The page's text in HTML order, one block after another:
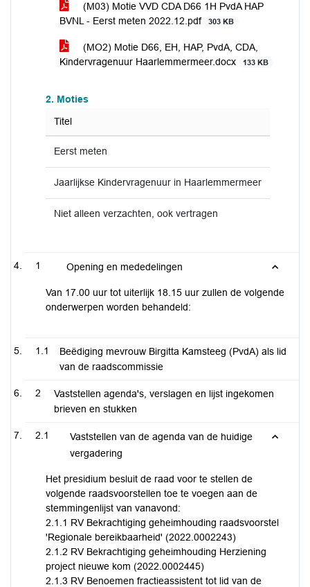
(M03) Motie VVD CDA D66 1H PvdA HAP
BVNL - Eerst meten 2022.12.pdf
303 KB
(MO2) Motie D66, EH, HAP, PvdA, CDA,
Kindervragenuur Haarlemmermeer.docx
133 KB
2. Moties
Titel
Eerst meten
Jaarlijkse Kindervragenuur in Haarlemmermeer
Niet alleen verzachten, ook vertragen
1 Opening en mededelingen
Van 17.00 uur tot uiterlijk 18.15 uur zullen de volgende
onderwerpen worden behandeld:
1.1
Beëdiging mevrouw Birgitta Kamsteeg (PvdA) als lid
van de raadscommissie
2
Vaststellen agenda's, verslagen en lijst ingekomen
brieven en stukken
2.1
Vaststellen van de agenda van de huidige
vergadering
Het presidium besluit de raad voor te stellen de
volgende raadsvoorstellen toe te voegen aan de
stemmingenlijst van vanavond:
2.1.1 RV Bekrachtiging geheimhouding raadsvoorstel
'Regionale bereikbaarheid' (2022.0002243)
2.1.2 RV Bekrachtiging geheimhouding Herziening
project nieuwe kom (2022.0002445)
2.1.3 RV Benoemen fractieassistent tot lid van de